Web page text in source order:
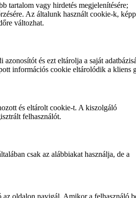
tartalom vagy hirdetés megjelenítésére;
Az általunk használt cookie-k,
változhat.
és ezt eltárolja a saját
információs cookie eltárolódik a kliens
és eltárolt cookie-t. A kiszolgáló
felhasználót.
csak az alábbiakat használja, de a
oldalon navigál. Amikor a felhasználó